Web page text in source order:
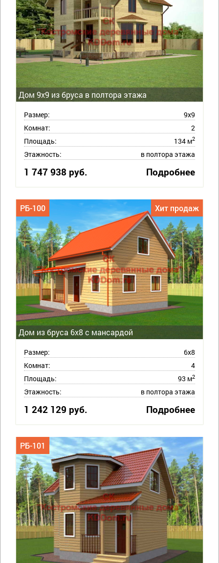
Дом 9х9 из бруса в полтора этажа
Размер:
9х9
Комнат:
2
Площадь:
134 м2
Этажность: в полтора этажа
1 747 938 руб. Подробнее
Дом из бруса 6х8 с мансардой
РБ-100 Хит продаж
Размер:
6х8
Комнат:
4
Площадь:
93 м2
Этажность: в полтора этажа
1 242 129 руб. Подробнее
РБ-101